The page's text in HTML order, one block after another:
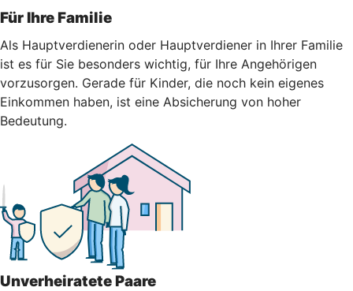
Für Ihre Familie
Als Hauptverdienerin oder Hauptverdiener in Ihrer Familie
ist es für Sie besonders wichtig, für Ihre Angehörigen
vorzusorgen. Gerade für Kinder, die noch kein eigenes
Einkommen haben, ist eine Absicherung von hoher
Bedeutung.
Unverheiratete Paare